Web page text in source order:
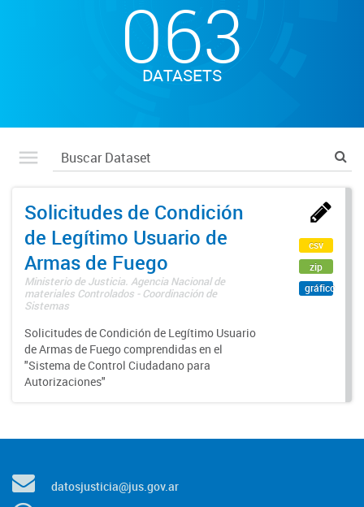
063
DATASETS
Solicitudes de Condición
de Legítimo Usuario de
Armas de Fuego
Ministerio de Justicia. Agencia Nacional de
materiales Controlados - Coordinación de
Sistemas
Solicitudes de Condición de Legítimo Usuario
de Armas de Fuego comprendidas en el
"Sistema de Control Ciudadano para
Autorizaciones"
csv
zip
gráfico
datosjusticia@jus.gov.ar